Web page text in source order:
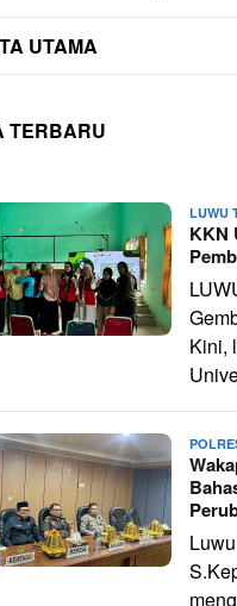
UTAMA
TERBARU
LUWU
KKN
Kini,